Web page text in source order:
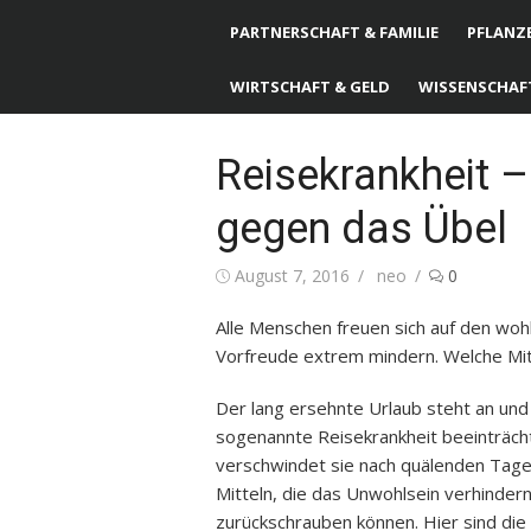
PARTNERSCHAFT & FAMILIE
WIRTSCHAFT & GELD
Reisekrankheit
gegen das Übel
Posted
August 7, 2016 Author
neo 0
Alle Menschen freuen sich auf den
Vorfreude extrem mindern. Welche
Der lang ersehnte Urlaub steht an
sogenannte Reisekrankheit
verschwindet sie nach quälenden
Mitteln, die das Unwohlsein
zurückschrauben können. Hier sind